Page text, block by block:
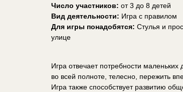
Число участников: от 3 до 8 детей
Вид деятельности: Игра с правилом
Для игры понадобятся: Стулья и
улице
Игра отвечает потребности
во всей полноте, телесно, пережить
Игра также способствует развитию